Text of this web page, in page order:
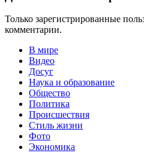
Только зарегистрированные
комментарии.
В мире
Видео
Досуг
Наука и образование
Общество
Политика
Происшествия
Стиль жизни
Фото
Экономика